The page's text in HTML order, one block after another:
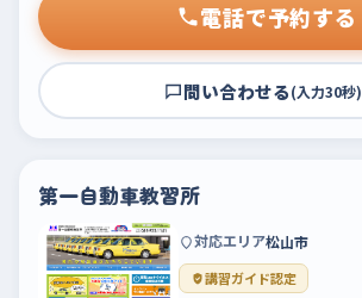
電話で予約する
問い合わせる(入力30秒)
第一自動車教習所
対応エリア松山市
講習ガイド認定